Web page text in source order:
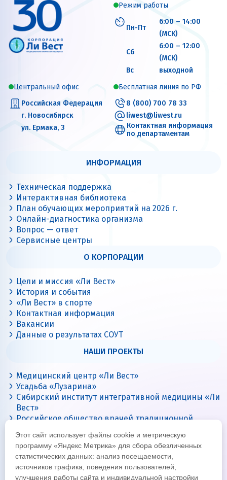
Режим работы
Пн-Пт
6:00 – 14:00
(МСК)
Сб
6:00 – 12:00
(МСК)
Вс
выходной
Центральный офис
Российская Федерация
г. Новосибирск
ул. Ермака, 3
Бесплатная линия по РФ
8 (800) 700 78 33
liwest@liwest.ru
Контактная информация
по департаментам
ИНФОРМАЦИЯ
Техническая поддержка
Интерактивная библиотека
План обучающих мероприятий на 2026 г.
Онлайн-диагностика организма
Вопрос — ответ
Сервисные центры
О КОРПОРАЦИИ
Цели и миссия «Ли Вест»
История и события
«Ли Вест» в спорте
Контактная информация
Вакансии
Данные о результатах СОУТ
НАШИ ПРОЕКТЫ
Медицинский центр «Ли Вест»
Усадьба «Лузарина»
Сибирский институт интегративной медицины «Ли
Вест»
Российское общество врачей традиционной
Цигун с Ли Вест
Этот сайт использует файлы cookie и метрическую
программу «Яндекс Метрика» для сбора обезличенных
статистических данных: анализ посещаемости,
источников трафика, поведения пользователей,
улучшения работы сайта и индивидуальной настройки